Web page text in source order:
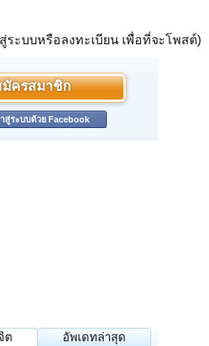
ระบบหรือลงทะเบียน เพื่อที่จะโพสต์)
ครสมาชิก
าสู่ระบบด้วย Facebook
ต อัพเดทล่าสุด